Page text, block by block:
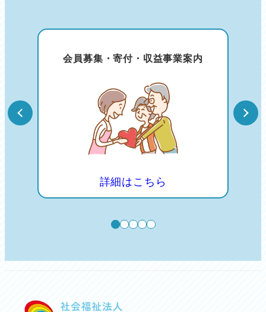
会員募集・寄付・収益事業案内
詳細はこちら